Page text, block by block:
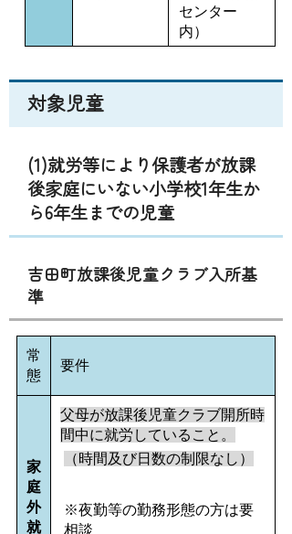
センター
内）
対象児童
(1)就労等により保護者が放課
後家庭にいない小学校1年生か
ら6年生までの児童
吉田町放課後児童クラブ入所基
準
常
態
要件
家
庭
外
就
父母が放課後児童クラブ開所時
間中に就労していること。
（時間及び日数の制限なし）
※夜勤等の勤務形態の方は要
相談